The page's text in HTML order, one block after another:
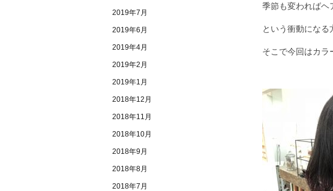
2019年7月
2019年6月
2019年4月
2019年2月
2019年1月
2018年12月
2018年11月
2018年10月
2018年9月
2018年8月
2018年7月
季節も変わればヘ
という衝動になる
そこで今回はカラ